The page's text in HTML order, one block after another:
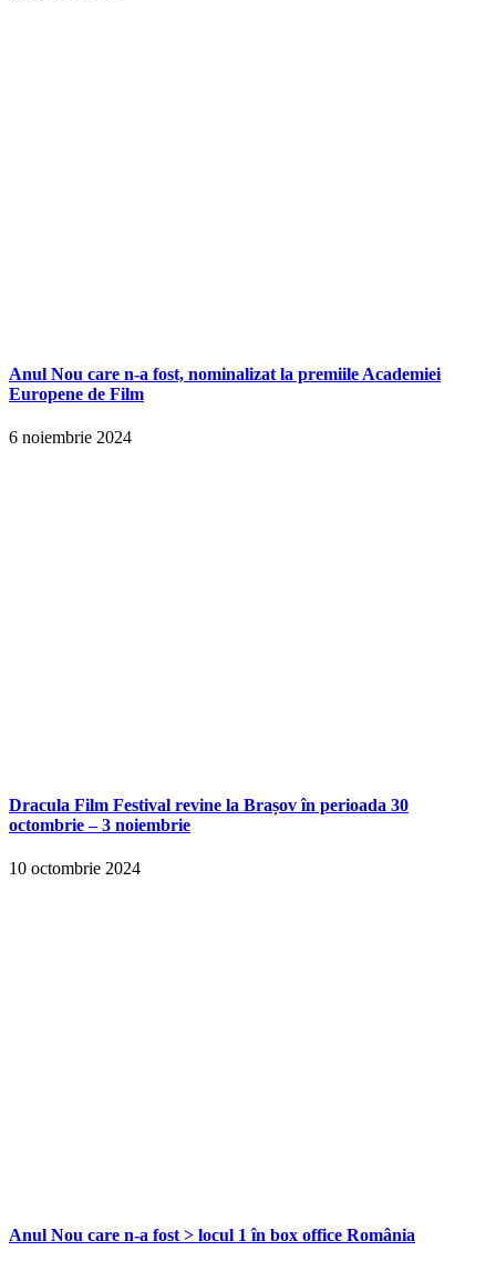
Anul Nou care n-a fost, nominalizat la premiile Academiei
Europene de Film
6 noiembrie 2024
Dracula Film Festival revine la Brașov în perioada 30
octombrie – 3 noiembrie
10 octombrie 2024
Anul Nou care n-a fost > locul 1 în box office România